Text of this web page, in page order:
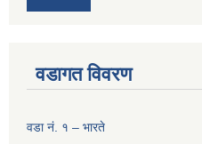
वडागत विवरण
वडा नं. १ – भारते